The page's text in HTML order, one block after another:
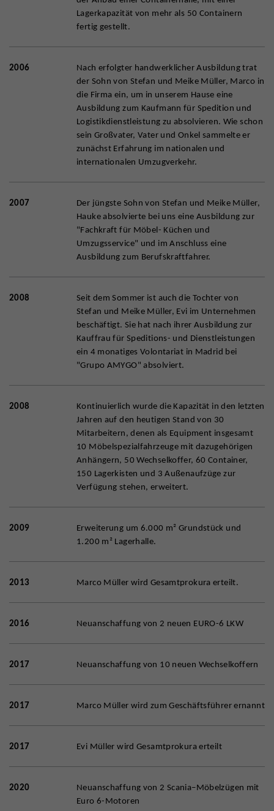
Lagerkapazität von mehr als 50 Containern
fertig gestellt.
2006
Nach erfolgter handwerklicher Ausbildung trat
der Sohn von Stefan und Meike Müller, Marco in
die Firma ein, um in unserem Hause eine
Ausbildung zum Kaufmann für Spedition und
Logistikdienstleistung zu absolvieren. Wie schon
sein Großvater, Vater und Onkel sammelte er
zunächst Erfahrung im nationalen und
internationalen Umzugverkehr.
2007
Der jüngste Sohn von Stefan und Meike Müller,
Hauke absolvierte bei uns eine Ausbildung zur
"Fachkraft für Möbel- Küchen und
Umzugsservice" und im Anschluss eine
Ausbildung zum Berufskraftfahrer.
2008
Seit dem Sommer ist auch die Tochter von
Stefan und Meike Müller, Evi im Unternehmen
beschäftigt. Sie hat nach ihrer Ausbildung zur
Kauffrau für Speditions- und Dienstleistungen
ein 4 monatiges Volontariat in Madrid bei
"Grupo AMYGO" absolviert.
2008
Kontinuierlich wurde die Kapazität in den letzten
Jahren auf den heutigen Stand von 30
Mitarbeitern, denen als Equipment insgesamt
10 Möbelspezialfahrzeuge mit dazugehörigen
Anhängern, 50 Wechselkoffer, 60 Container,
150 Lagerkisten und 3 Außenaufzüge zur
Verfügung stehen, erweitert.
2009
Erweiterung um 6.000 m² Grundstück und
1.200 m² Lagerhalle.
2013 Marco Müller wird Gesamtprokura erteilt.
2016 Neuanschaffung von 2 neuen EURO-6 LKW
2017 Neuanschaffung von 10 neuen Wechselkoffern
2017 Marco Müller wird zum Geschäftsführer ernannt
2017 Evi Müller wird Gesamtprokura erteilt
2020
Neuanschaffung von 2 Scania–Möbelzügen mit
Euro 6-Motoren